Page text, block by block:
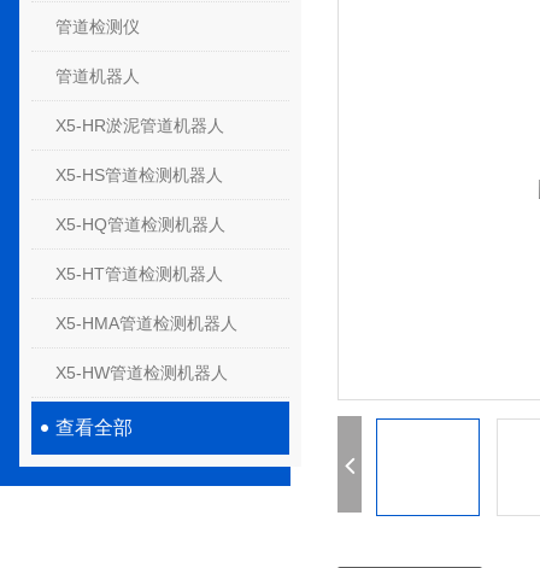
管道检测仪
管道机器人
X5-HR淤泥管道机器人
X5-HS管道检测机器人
X5-HQ管道检测机器人
X5-HT管道检测机器人
X5-HMA管道检测机器人
X5-HW管道检测机器人
查看全部